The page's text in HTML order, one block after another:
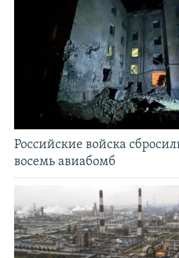
Российские войска
восемь авиабомб